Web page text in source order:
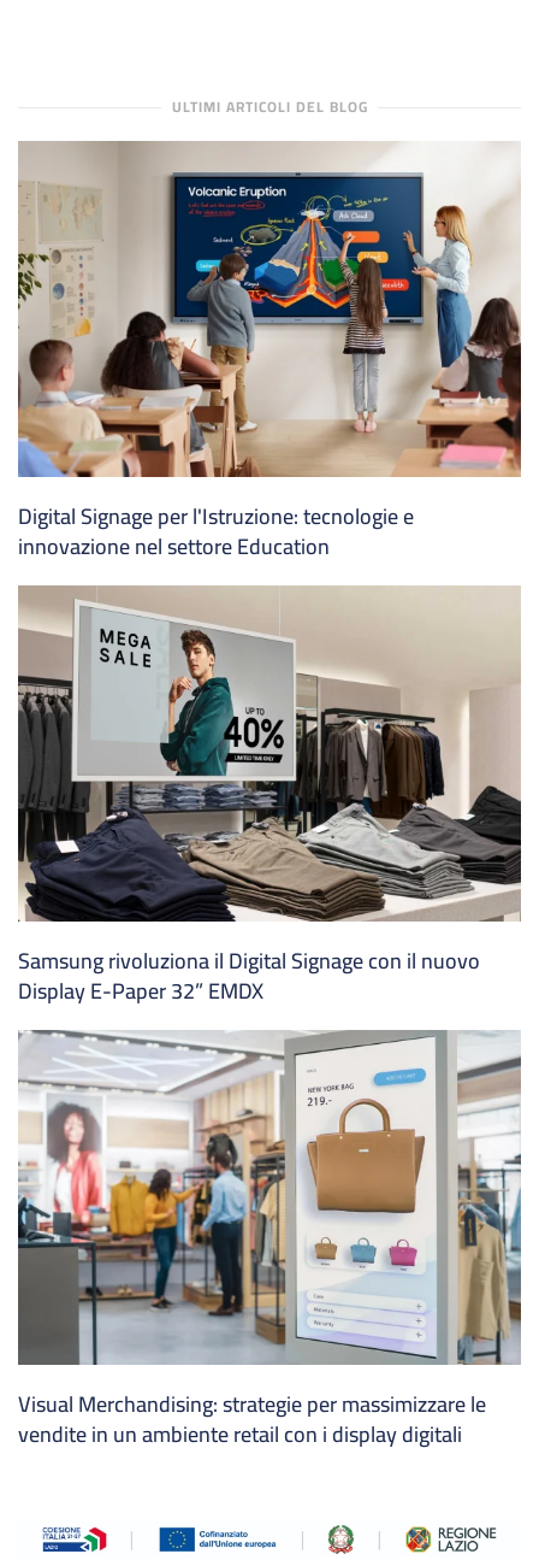
ULTIMI ARTICOLI DEL BLOG
Digital Signage per l'Istruzione: tecnologie e
innovazione nel settore Education
Samsung rivoluziona il Digital Signage con il nuovo
Display E-Paper 32” EMDX
Visual Merchandising: strategie per massimizzare le
vendite in un ambiente retail con i display digitali